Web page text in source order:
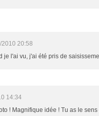
2010 20:58
je l'ai vu, j'ai été pris de
14:34
! Magnifique idée ! Tu as le